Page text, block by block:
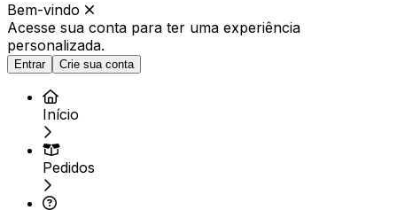
Bem-vindo
Acesse sua conta para ter uma experiência
personalizada.
Entrar Crie sua conta
Início
Pedidos